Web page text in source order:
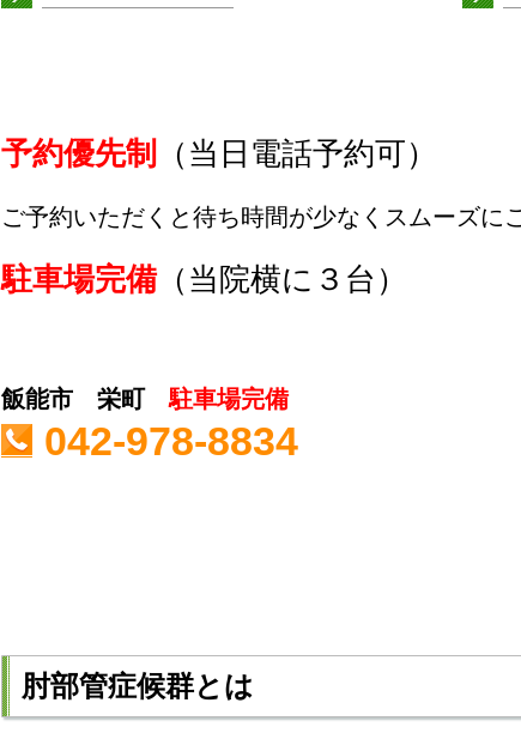
予約優先制 （当日電話予約可）
ご予約いただくと待ち時間が少なくスムーズに
駐車場完備（当院横に３台）
飯能市 栄町駐車場完備
042-978-8834
肘部管症候群とは